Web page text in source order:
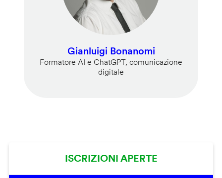
Gianluigi Bonanomi
Formatore AI e ChatGPT, comunicazione
digitale
ISCRIZIONI APERTE